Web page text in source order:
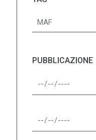
PUBBLICAZIONE